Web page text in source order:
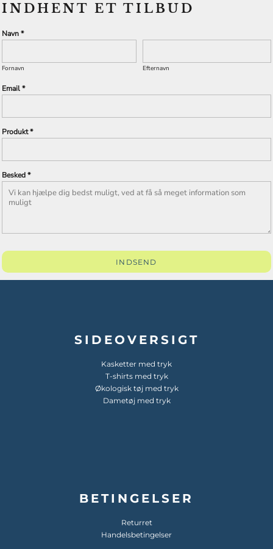
INDHENT ET TILBUD
Navn *
Fornavn Efternavn
Email *
Produkt *
Besked *
INDSEND
SIDEOVERSIGT
Kasketter med tryk
T-shirts med tryk
Økologisk tøj med tryk
Dametøj med tryk
BETINGELSER
Returret
Handelsbetingelser